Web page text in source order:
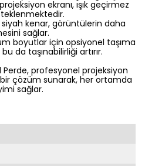
ekranı, ışık geçirmez
siyah kenar, görüntülerin daha
sağlar.
boyutlar için opsiyonel taşıma
da taşınabilirliği artırır.
profesyonel projeksiyon
çözüm sunarak, her ortamda
sağlar.